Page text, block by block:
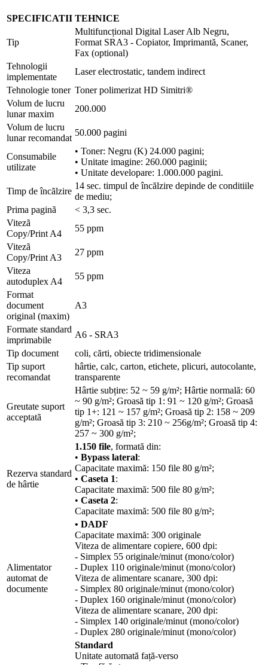
SPECIFICATII TEHNICE
Tip
Multifuncțional Digital Laser Alb Negru,
Format SRA3 - Copiator, Imprimantă, Scaner,
Fax (optional)
Tehnologii
implementate
Laser electrostatic, tandem indirect
Tehnologie toner Toner polimerizat HD Simitri®
Volum de lucru
lunar maxim
200.000
Volum de lucru
lunar recomandat
50.000 pagini
Consumabile
utilizate
• Toner: Negru (K) 24.000 pagini;
• Unitate imagine: 260.000 paginii;
• Unitate developare: 1.000.000 pagini.
Timp de încãlzire
14 sec. timpul de încălzire depinde de conditiile
de mediu;
Prima paginã
< 3,3 sec.
Vitezã
Copy/Print A4
55 ppm
Vitezã
Copy/Print A3
27 ppm
Viteza
autoduplex A4
55 ppm
Format
document
original (maxim)
A3
Formate standard
imprimabile
A6 - SRA3
Tip document
coli, cărti, obiecte tridimensionale
Tip suport
recomandat
hârtie, calc, carton, etichete, plicuri, autocolante,
transparente
Greutate suport
acceptatã
Hârtie subțire: 52 ~ 59 g/m²; Hârtie normală: 60
~ 90 g/m²; Groasă tip 1: 91 ~ 120 g/m²; Groasă
tip 1+: 121 ~ 157 g/m²; Groasă tip 2: 158 ~ 209
g/m²; Groasă tip 3: 210 ~ 256g/m²; Groasă tip 4:
257 ~ 300 g/m²;
Rezerva standard
de hârtie
1.150 file, formată din:
• Bypass lateral:
Capacitate maximă: 150 file 80 g/m²;
• Caseta 1:
Capacitate maximă: 500 file 80 g/m²;
• Caseta 2:
Capacitate maximă: 500 file 80 g/m²;
Alimentator
automat de
documente
• DADF
Capacitate maximă: 300 originale
Viteza de alimentare copiere, 600 dpi:
- Simplex 55 originale/minut (mono/color)
- Duplex 110 originale/minut (mono/color)
Viteza de alimentare scanare, 300 dpi:
- Simplex 80 originale/minut (mono/color)
- Duplex 160 originale/minut (mono/color)
Viteza de alimentare scanare, 200 dpi:
- Simplex 140 originale/minut (mono/color)
- Duplex 280 originale/minut (mono/color)
Standard
Unitate automată față-verso